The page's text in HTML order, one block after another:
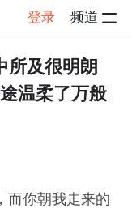
登录 频道
情
所及很明朗
温柔了万般
而你朝我走来的